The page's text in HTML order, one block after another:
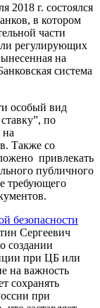
2018 г. состоялся
в котором
части
регулирующих
на
система
особый вид
по
Также со
привлекать
публичного
требующего
безопасности
Сергеевич
создании
при ЦБ или
на важность
сохранять
при